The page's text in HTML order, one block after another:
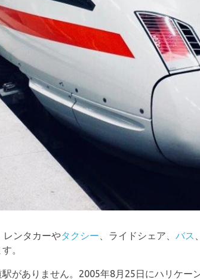
レンタカーやタクシー 、ライドシェア、 バス
。
がありません。2005年8月25日にハリケー